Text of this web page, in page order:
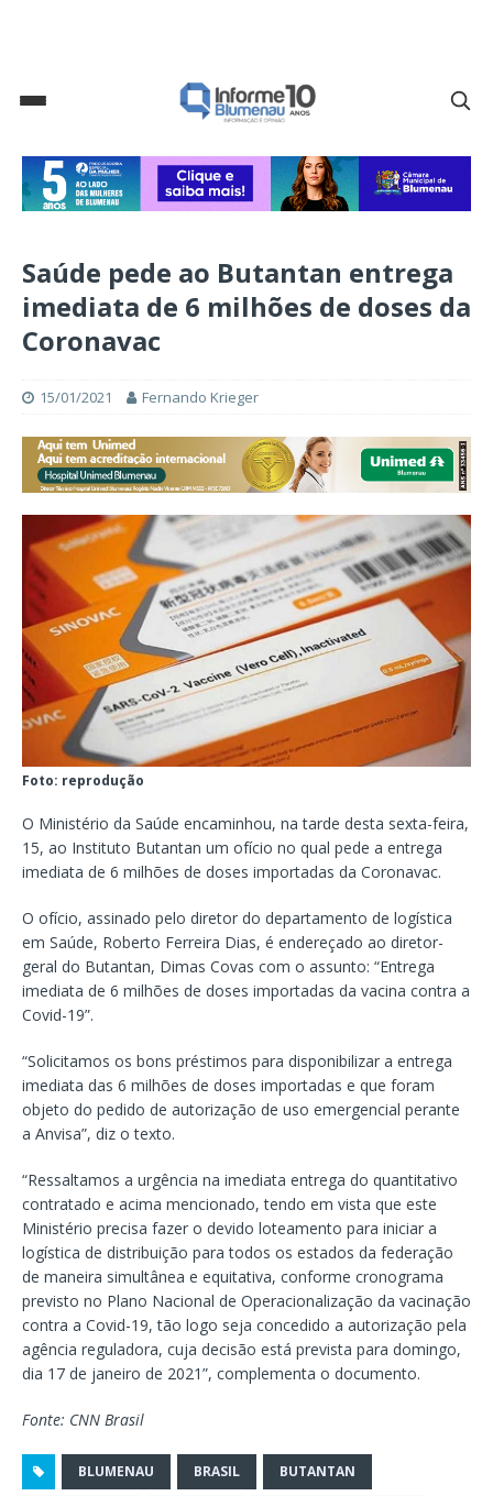
Saúde pede ao Butantan entrega
imediata de 6 milhões de doses da
Coronavac
15/01/2021 Fernando Krieger
Foto: reprodução
O Ministério da Saúde encaminhou, na tarde desta sexta-feira,
15, ao Instituto Butantan um ofício no qual pede a entrega
imediata de 6 milhões de doses importadas da Coronavac.
O ofício, assinado pelo diretor do departamento de logística
em Saúde, Roberto Ferreira Dias, é endereçado ao diretor-
geral do Butantan, Dimas Covas com o assunto: “Entrega
imediata de 6 milhões de doses importadas da vacina contra a
Covid-19”.
“Solicitamos os bons préstimos para disponibilizar a entrega
imediata das 6 milhões de doses importadas e que foram
objeto do pedido de autorização de uso emergencial perante
a Anvisa”, diz o texto.
“Ressaltamos a urgência na imediata entrega do quantitativo
contratado e acima mencionado, tendo em vista que este
Ministério precisa fazer o devido loteamento para iniciar a
logística de distribuição para todos os estados da federação
de maneira simultânea e equitativa, conforme cronograma
previsto no Plano Nacional de Operacionalização da vacinação
contra a Covid-19, tão logo seja concedido a autorização pela
agência reguladora, cuja decisão está prevista para domingo,
dia 17 de janeiro de 2021”, complementa o documento.
Fonte: CNN Brasil
BLUMENAU BRASIL BUTANTAN